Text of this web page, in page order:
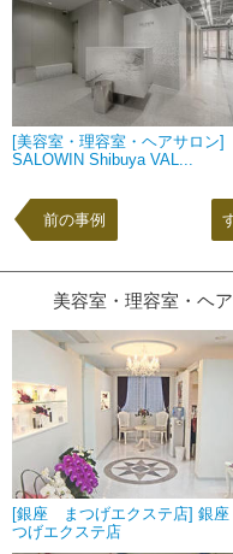
[美容室・理容室・ヘアサロン]
SALOWIN Shibuya VAL...
前の事例
美容室・理容室・ヘ
[銀座 まつげエクステ店] 銀
つげエクステ店